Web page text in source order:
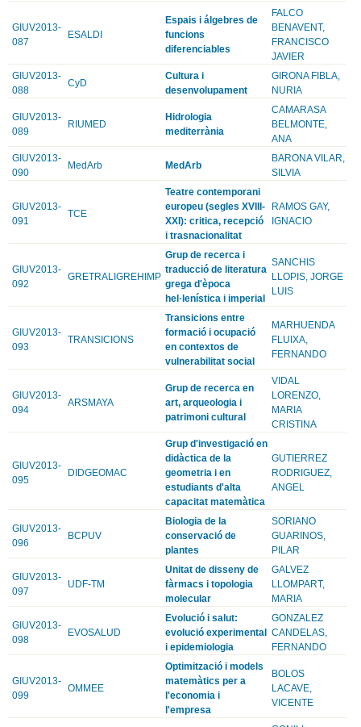
GIUV2013-
087
ESALDI
Espais i álgebres de
funcions
diferenciables
FALCO
BENAVENT,
FRANCISCO
JAVIER
GIUV2013-
088
CyD
Cultura i
desenvolupament
GIRONA FIBLA,
NURIA
GIUV2013-
089
RIUMED
Hidrologia
mediterrània
CAMARASA
BELMONTE,
ANA
GIUV2013-
090
MedArb MedArb
BARONA VILAR,
SILVIA
GIUV2013-
091
TCE
Teatre contemporani
europeu (segles XVIII-
XXI): critica, recepció
i trasnacionalitat
RAMOS GAY,
IGNACIO
GIUV2013-
092
GRETRALIGREHIMP
Grup de recerca i
traducció de literatura
grega d'època
hel·lenística i imperial
SANCHIS
LLOPIS, JORGE
LUIS
GIUV2013-
093
TRANSICIONS
Transicions entre
formació i ocupació
en contextos de
vulnerabilitat social
MARHUENDA
FLUIXA,
FERNANDO
GIUV2013-
094
ARSMAYA
Grup de recerca en
art, arqueologia i
patrimoni cultural
VIDAL
LORENZO,
MARIA
CRISTINA
GIUV2013-
095
DIDGEOMAC
Grup d'investigació en
didàctica de la
geometria i en
estudiants d'alta
capacitat matemàtica
GUTIERREZ
RODRIGUEZ,
ANGEL
GIUV2013-
096
BCPUV
Biologia de la
conservació de
plantes
SORIANO
GUARINOS,
PILAR
GIUV2013-
097
UDF-TM
Unitat de disseny de
fàrmacs i topologia
molecular
GALVEZ
LLOMPART,
MARIA
GIUV2013-
098
EVOSALUD
Evolució i salut:
evolució experimental
i epidemiologia
GONZALEZ
CANDELAS,
FERNANDO
GIUV2013-
099
OMMEE
Optimització i models
matemàtics per a
l'economia i
l'empresa
BOLOS
LACAVE,
VICENTE